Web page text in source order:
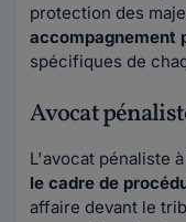
protection des
accompagnement
spécifiques de
Avocat
L'avocat pénaliste
le cadre de
affaire devant le